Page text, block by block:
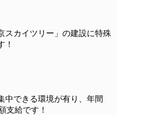
スカイツリー」の建設に特殊
！
中できる環境が有り、年間
支給です！